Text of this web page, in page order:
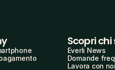
Scopri
Everli News
Domande
Lavora con noi